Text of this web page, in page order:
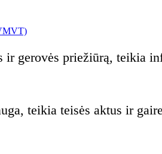
ir gerovės priežiūrą, teikia
teikia teisės aktus ir